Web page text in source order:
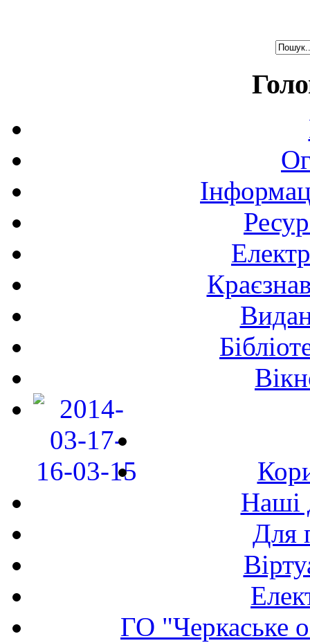
Наші
Для
ГО "Черкаське